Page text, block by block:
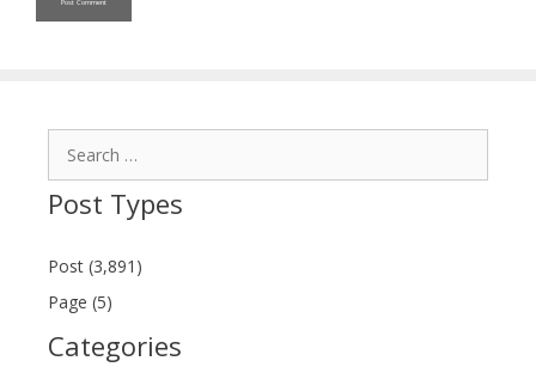
Post Types
Post (3,891)
Page (5)
Categories